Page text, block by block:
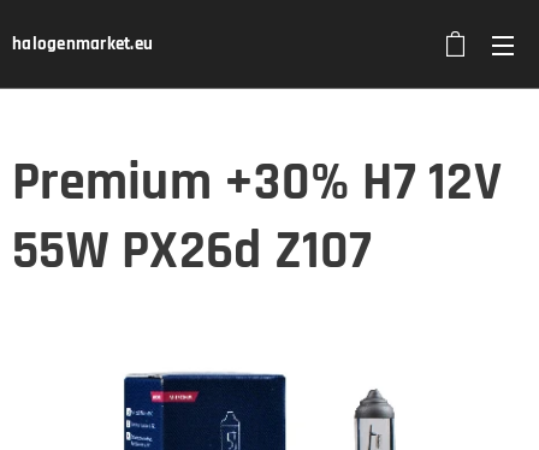
halogenmarket.eu
Premium +30% H7 12V
55W PX26d Z107